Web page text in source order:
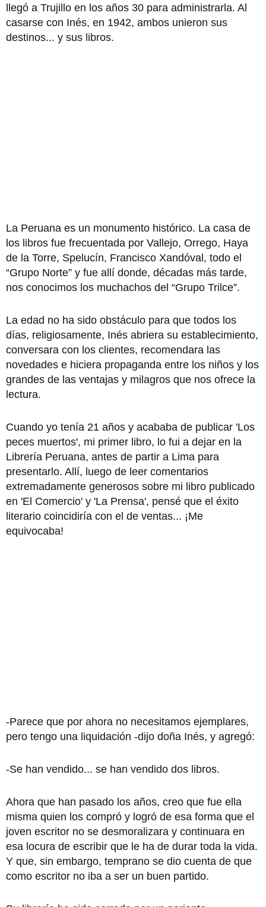
llegó a Trujillo en los años 30 para administrarla. Al
casarse con Inés, en 1942, ambos unieron sus
destinos... y sus libros.
La Peruana es un monumento histórico. La casa de
los libros fue frecuentada por Vallejo, Orrego, Haya
de la Torre, Spelucín, Francisco Xandóval, todo el
“Grupo Norte” y fue allí donde, décadas más tarde,
nos conocimos los muchachos del “Grupo Trilce”.
La edad no ha sido obstáculo para que todos los
días, religiosamente, Inés abriera su establecimiento,
conversara con los clientes, recomendara las
novedades e hiciera propaganda entre los niños y los
grandes de las ventajas y milagros que nos ofrece la
lectura.
Cuando yo tenía 21 años y acababa de publicar 'Los
peces muertos', mi primer libro, lo fui a dejar en la
Librería Peruana, antes de partir a Lima para
presentarlo. Allí, luego de leer comentarios
extremadamente generosos sobre mi libro publicado
en 'El Comercio' y 'La Prensa', pensé que el éxito
literario coincidiría con el de ventas... ¡Me
equivocaba!
-Parece que por ahora no necesitamos ejemplares,
pero tengo una liquidación -dijo doña Inés, y agregó:
-Se han vendido... se han vendido dos libros.
Ahora que han pasado los años, creo que fue ella
misma quien los compró y logró de esa forma que el
joven escritor no se desmoralizara y continuara en
esa locura de escribir que le ha de durar toda la vida.
Y que, sin embargo, temprano se dio cuenta de que
como escritor no iba a ser un buen partido.